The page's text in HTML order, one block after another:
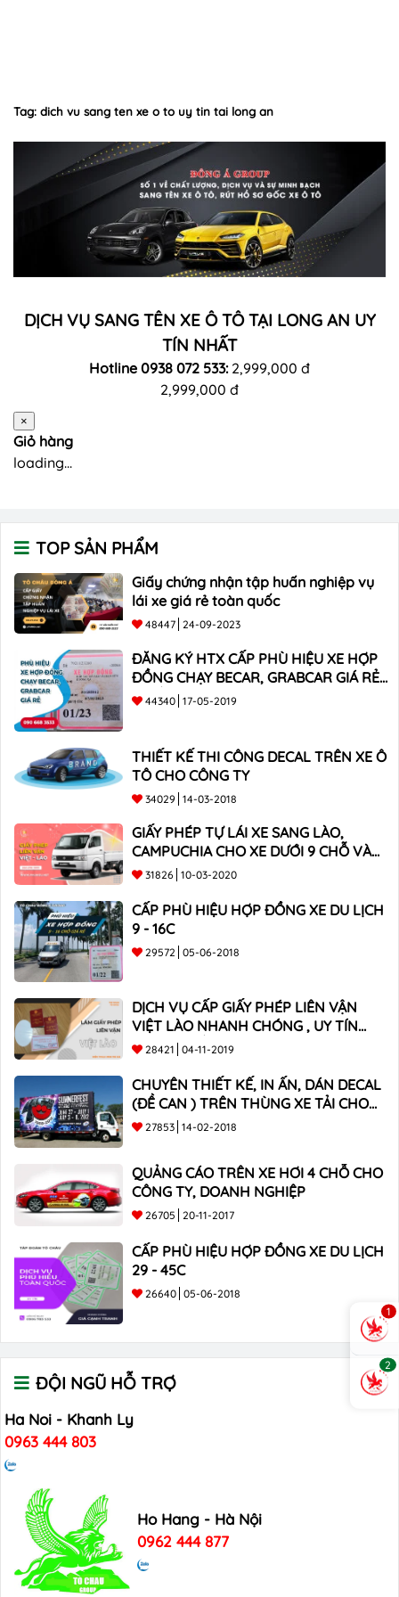
Tag: dich vu sang ten xe o to uy tin tai long an
DỊCH VỤ SANG TÊN XE Ô TÔ TẠI LONG AN UY
TÍN NHẤT
Hotline 0938 072 533: 2,999,000 đ
2,999,000 đ
×
Giỏ hàng
loading...
TOP SẢN PHẨM
Giấy chứng nhận tập huấn nghiệp vụ
lái xe giá rẻ toàn quốc
48447 24-09-2023
ĐĂNG KÝ HTX CẤP PHÙ HIỆU XE HỢP
ĐỒNG CHẠY BECAR, GRABCAR GIÁ RẺ
NHẤT
44340 17-05-2019
THIẾT KẾ THI CÔNG DECAL TRÊN XE Ô
TÔ CHO CÔNG TY
34029 14-03-2018
GIẤY PHÉP TỰ LÁI XE SANG LÀO,
CAMPUCHIA CHO XE DƯỚI 9 CHỖ VÀ
XE BÁN TẢI
31826 10-03-2020
CẤP PHÙ HIỆU HỢP ĐỒNG XE DU LỊCH
9 - 16C
29572 05-06-2018
DỊCH VỤ CẤP GIẤY PHÉP LIÊN VẬN
VIỆT LÀO NHANH CHÓNG , UY TÍN
TOÀN QUỐC
28421 04-11-2019
CHUYÊN THIẾT KẾ, IN ẤN, DÁN DECAL
(ĐỀ CAN ) TRÊN THÙNG XE TẢI CHO
CÔNG TY
27853 14-02-2018
QUẢNG CÁO TRÊN XE HƠI 4 CHỖ CHO
CÔNG TY, DOANH NGHIỆP
26705 20-11-2017
CẤP PHÙ HIỆU HỢP ĐỒNG XE DU LỊCH
29 - 45C
26640 05-06-2018
ĐỘI NGŨ HỖ TRỢ
Ha Noi - Khanh Ly
0963 444 803
Ho Hang - Hà Nội
0962 444 877
1
2